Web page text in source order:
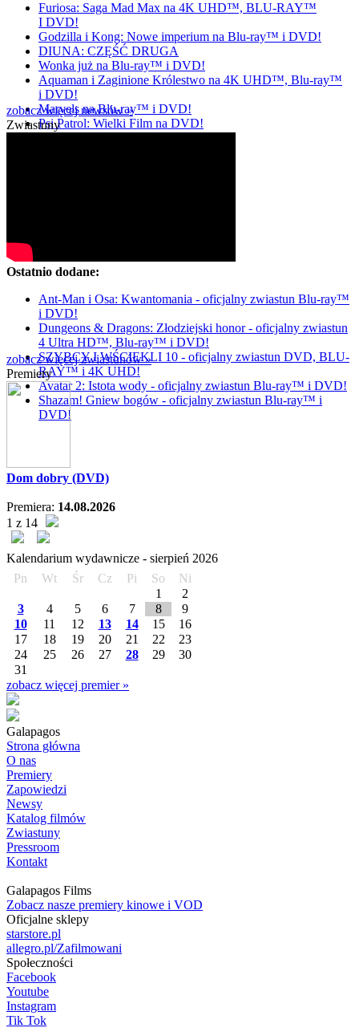
Furiosa: Saga Mad Max na 4K UHD™, BLU-RAY™
I DVD!
Godzilla i Kong: Nowe imperium na Blu-ray™ i DVD!
DIUNA: CZĘŚĆ DRUGA
Wonka już na Blu-ray™ i DVD!
Aquaman i Zaginione Królestwo na 4K UHD™, Blu-ray™
i DVD!
Marvels na Blu-ray™ i DVD!
Psi Patrol: Wielki Film na DVD!
zobacz więcej newsów »
Zwiastuny
Ostatnio dodane:
Ant-Man i Osa: Kwantomania - oficjalny zwiastun Blu-ray™
i DVD!
Dungeons & Dragons: Złodziejski honor - oficjalny zwiastun
4 Ultra HD™, Blu-ray™ i DVD!
SZYBCY I WŚCIEKLI 10 - oficjalny zwiastun DVD, BLU-
RAY™ i 4K UHD!
Avatar 2: Istota wody - oficjalny zwiastun Blu-ray™ i DVD!
Shazam! Gniew bogów - oficjalny zwiastun Blu-ray™ i
DVD!
zobacz więcej zwiastunów »
Premiery
Dom dobry (DVD)
Premiera: 14.08.2026
1 z 14
Kalendarium wydawnicze - sierpień 2026
Pn
Wt Śr Cz Pi So
Ni
1
2
3
4 5 6 7 8
9
10
11 12 13 14 15
16
17
18 19 20 21 22
23
24
25 26 27 28 29
30
31
zobacz więcej premier »
Galapagos
Strona główna
O nas
Premiery
Zapowiedzi
Newsy
Katalog filmów
Zwiastuny
Pressroom
Kontakt
Galapagos Films
Zobacz nasze premiery kinowe i VOD
Oficjalne sklepy
starstore.pl
allegro.pl/Zafilmowani
Społeczności
Facebook
Youtube
Instagram
Tik Tok